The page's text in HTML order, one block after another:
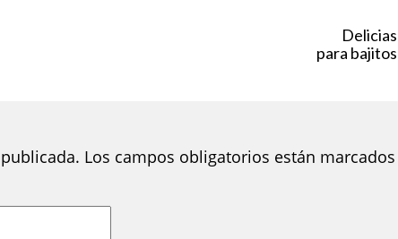
Delicias
para bajitos
Los campos obligatorios están